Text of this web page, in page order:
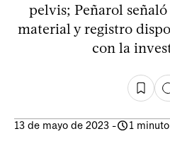
pelvis; Peñarol
material y registro
con la
13 de mayo de 2023 - 1